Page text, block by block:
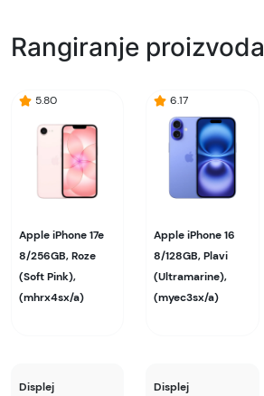
Rangiranje proizvoda
5.80
Apple iPhone 17e
8/256GB, Roze
(Soft Pink),
(mhrx4sx/a)
6.17
Apple iPhone 16
8/128GB, Plavi
(Ultramarine),
(myec3sx/a)
Displej Displej